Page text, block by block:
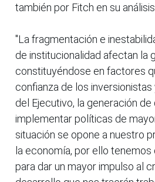
también por Fitch en su análisis.
"La fragmentación e
de institucionalidad afectan la
constituyéndose en factores
confianza de los
del Ejecutivo, la generación
implementar políticas de
situación se opone a nuestro
la economía, por ello
para dar un mayor impulso al